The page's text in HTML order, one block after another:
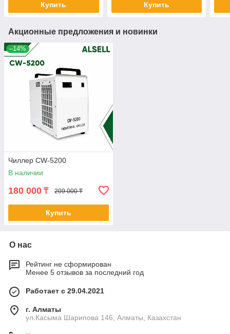
Купить Купить
Акционные предложения и новинки
–14%
Чиллер CW-5200
В наличии
180 000 ₸ 209 000 ₸
Купить
О нас
Рейтинг не сформирован
Менее 5 отзывов за последний год
Работает с 29.04.2021
г. Алматы
ул.Касыма Шарипова 146, Алматы, Казахстан